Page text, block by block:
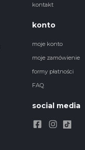
kontakt
konto
moje konto
moje zamówienie
formy płatności
FAQ
social media